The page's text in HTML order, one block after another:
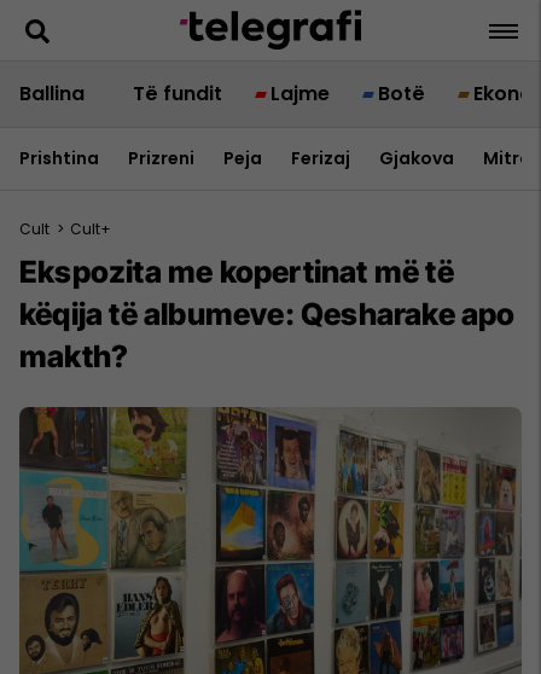
Ballina Të fundit Lajme Botë
Prishtina Prizreni Peja Ferizaj Gjakova
Cult > Cult+
Ekspozita me kopertinat më të
këqija të albumeve: Qesharake apo
makth?